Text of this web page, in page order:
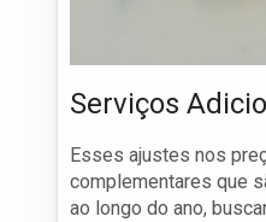
Serviços
Esses ajustes nos
complementares que
ao longo do ano,